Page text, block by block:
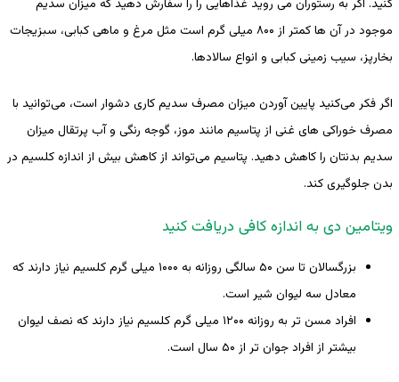
کنید. اگر به رستوران می روید غذاهایی را را سفارش دهید که میزان سدیم
موجود در آن ها کمتر از ۸۰۰ میلی گرم است مثل مرغ و ماهی کبابی، سبزیجات
بخارپز، سیب زمینی کبابی و انواع سالادها.
اگر فکر می‌کنید پایین آوردن میزان مصرف سدیم کاری دشوار است، می‌توانید با
مصرف خوراکی های غنی از پتاسیم مانند موز، گوجه رنگی و آب پرتقال میزان
سدیم بدنتان را کاهش دهید. پتاسیم می‌تواند از کاهش بیش از اندازه کلسیم در
بدن جلوگیری کند.
ویتامین دی به اندازه کافی دریافت کنید
بزرگسالان تا سن ۵۰ سالگی روزانه به ۱۰۰۰ میلی گرم کلسیم نیاز دارند که
معادل سه لیوان شیر است.
افراد مسن تر به روزانه ۱۲۰۰ میلی گرم کلسیم نیاز دارند که نصف لیوان
بیشتر از افراد جوان تر از ۵۰ سال است.